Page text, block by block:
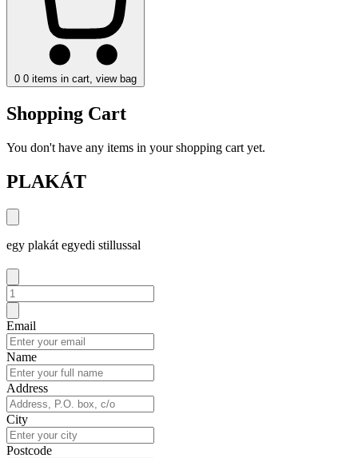
0 0 items in cart, view bag
Shopping Cart
You don't have any items in your shopping cart yet.
PLAKÁT
egy plakát egyedi stillussal
Email
Name
Address
City
Postcode